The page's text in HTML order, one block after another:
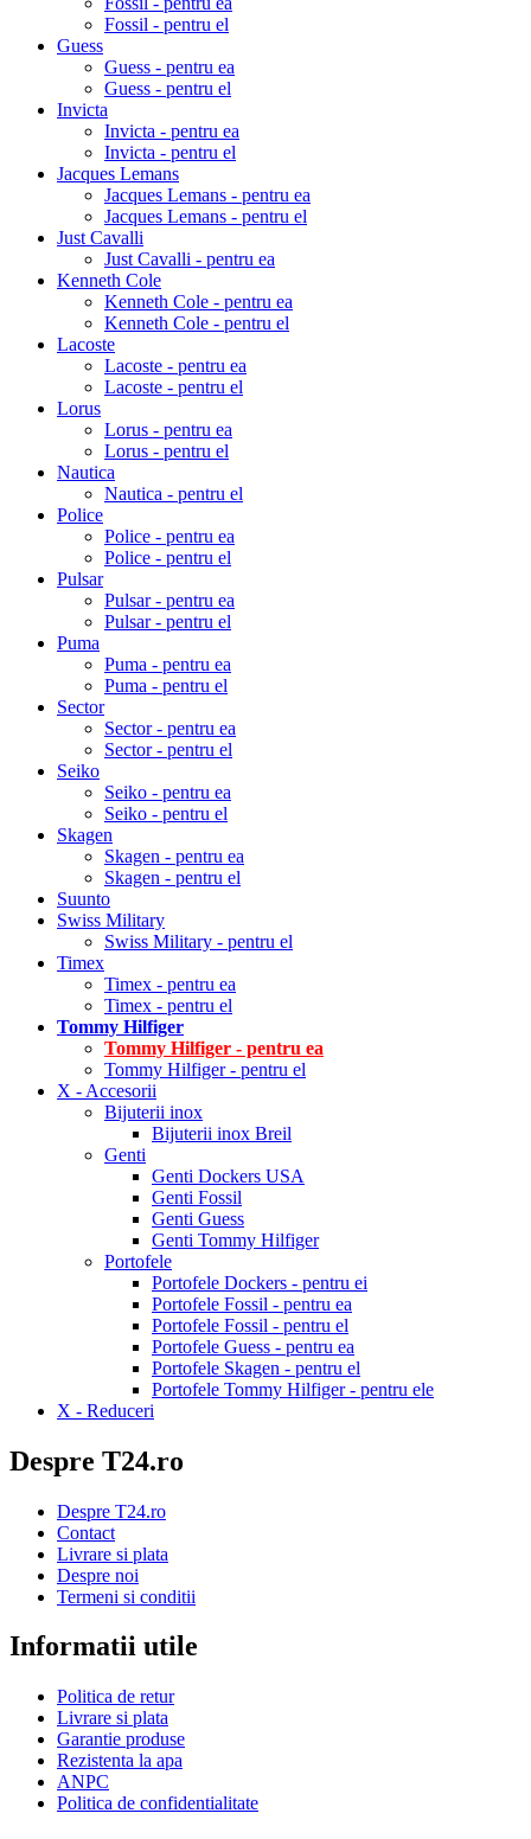
Fossil - pentru el
Guess
Guess - pentru ea
Guess - pentru el
Invicta
Invicta - pentru ea
Invicta - pentru el
Jacques Lemans
Jacques Lemans - pentru ea
Jacques Lemans - pentru el
Just Cavalli
Just Cavalli - pentru ea
Kenneth Cole
Kenneth Cole - pentru ea
Kenneth Cole - pentru el
Lacoste
Lacoste - pentru ea
Lacoste - pentru el
Lorus
Lorus - pentru ea
Lorus - pentru el
Nautica
Nautica - pentru el
Police
Police - pentru ea
Police - pentru el
Pulsar
Pulsar - pentru ea
Pulsar - pentru el
Puma
Puma - pentru ea
Puma - pentru el
Sector
Sector - pentru ea
Sector - pentru el
Seiko
Seiko - pentru ea
Seiko - pentru el
Skagen
Skagen - pentru ea
Skagen - pentru el
Suunto
Swiss Military
Swiss Military - pentru el
Timex
Timex - pentru ea
Timex - pentru el
Tommy Hilfiger
Tommy Hilfiger - pentru ea
Tommy Hilfiger - pentru el
X - Accesorii
Bijuterii inox
Bijuterii inox Breil
Genti
Genti Dockers USA
Genti Fossil
Genti Guess
Genti Tommy Hilfiger
Portofele
Portofele Dockers - pentru ei
Portofele Fossil - pentru ea
Portofele Fossil - pentru el
Portofele Guess - pentru ea
Portofele Skagen - pentru el
Portofele Tommy Hilfiger - pentru ele
X - Reduceri
Despre T24.ro
Despre T24.ro
Contact
Livrare si plata
Despre noi
Termeni si conditii
Informatii utile
Politica de retur
Livrare si plata
Garantie produse
Rezistenta la apa
ANPC
Politica de confidentialitate